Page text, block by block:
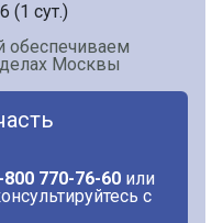
(1 сут.)
обеспечиваем
Москвы
800 770-76-60 или
с